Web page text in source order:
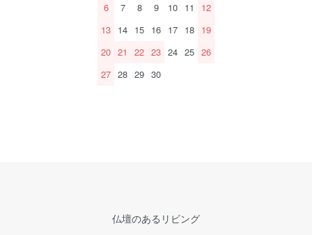
6
7 8 9 10 11
12
13 14 15 16 17 18 19
20 21 22 23 24 25 26
27 28 29 30
仏壇のあるリビング